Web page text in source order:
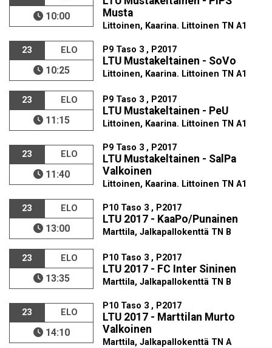
10:00
Musta
Littoinen, Kaarina. Littoinen TN A1
23 ELO
10:25
P9 Taso 3 , P2017
LTU Mustakeltainen - SoVo
Littoinen, Kaarina. Littoinen TN A1
23 ELO
11:15
P9 Taso 3 , P2017
LTU Mustakeltainen - PeU
Littoinen, Kaarina. Littoinen TN A1
23 ELO
11:40
P9 Taso 3 , P2017
LTU Mustakeltainen - SalPa
Valkoinen
Littoinen, Kaarina. Littoinen TN A1
23 ELO
13:00
P10 Taso 3 , P2017
LTU 2017 - KaaPo/Punainen
Marttila, Jalkapallokenttä TN B
23 ELO
13:35
P10 Taso 3 , P2017
LTU 2017 - FC Inter Sininen
Marttila, Jalkapallokenttä TN B
23 ELO
14:10
P10 Taso 3 , P2017
LTU 2017 - Marttilan Murto
Valkoinen
Marttila, Jalkapallokenttä TN A